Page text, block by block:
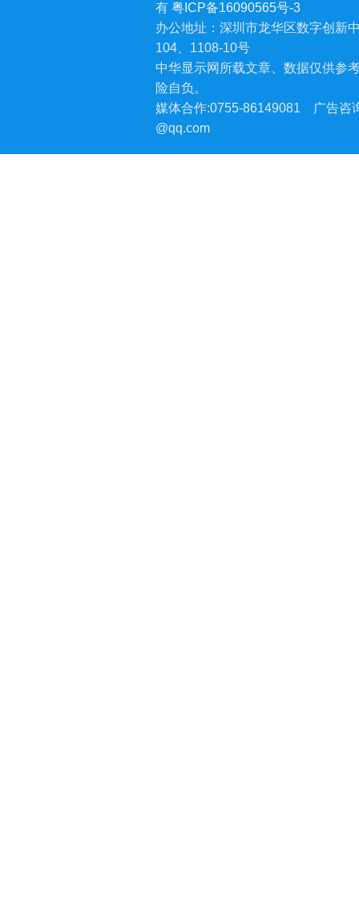
有 粤ICP备16090565号-3
办公地址：深圳市龙华区数字创新
104、1108-10号
中华显示网所载文章、数据仅供参
险自负。
媒体合作:0755-86149081
广告咨
@qq.com